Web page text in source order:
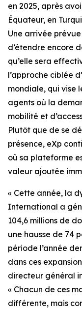
en 2025, après
Équateur, en
Une arrivée
d’étendre encore
qu’elle sera
l’approche ciblée
mondiale, qui vise
agents où la
mobilité et
Plutôt que de se
présence, eXp
où sa plateforme
valeur ajoutée
« Cette année, la
International a
104,6 millions de
une hausse de 74
période l’année
dans ces
directeur général
« Chacun de ces
différente, mais